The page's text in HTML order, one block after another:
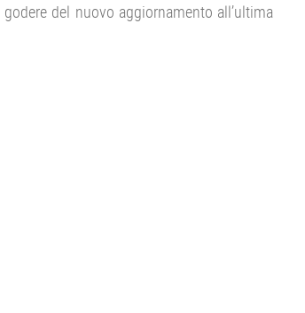
del nuovo aggiornamento all’ultima